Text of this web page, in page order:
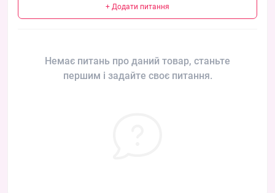
+ Додати питання
Немає питань про даний товар, станьте
першим і задайте своє питання.